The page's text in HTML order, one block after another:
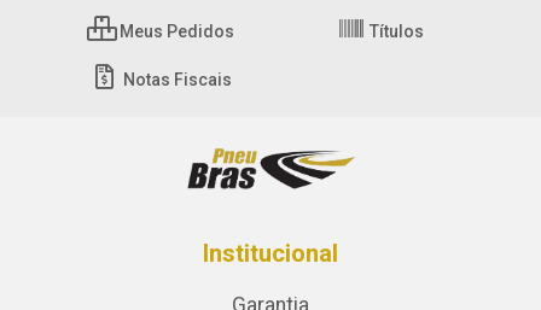
Meus Pedidos Títulos
Notas Fiscais
Institucional